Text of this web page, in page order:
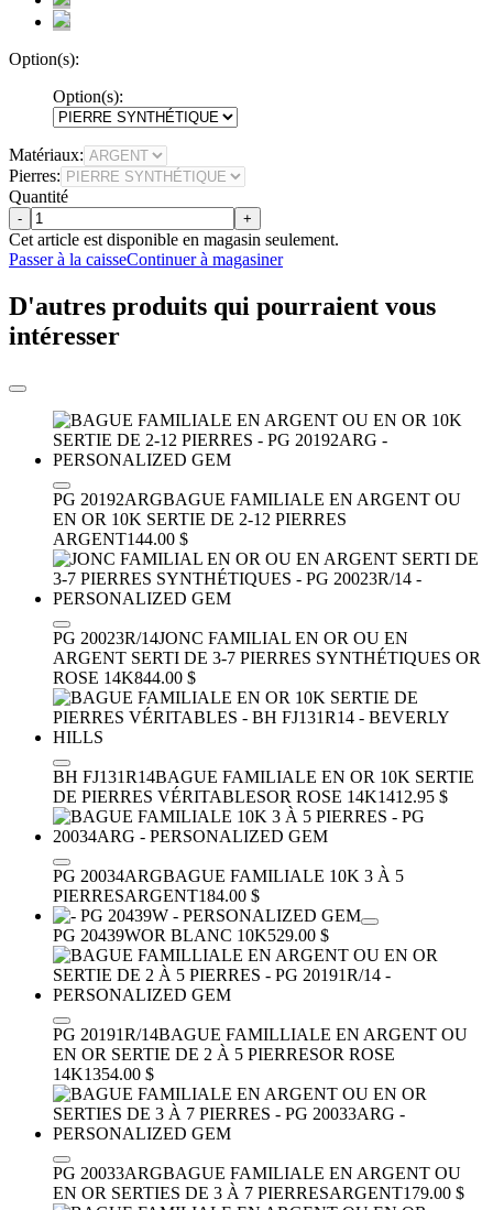
Option(s):
Option(s):
Matériaux:
Pierres:
Quantité
- +
Cet article est disponible en magasin seulement.
Passer à la caisseContinuer à magasiner
D'autres produits qui pourraient vous
intéresser
PG 20192ARGBAGUE FAMILIALE EN ARGENT OU
EN OR 10K SERTIE DE 2-12 PIERRES
ARGENT144.00 $
PG 20023R/14JONC FAMILIAL EN OR OU EN
ARGENT SERTI DE 3-7 PIERRES SYNTHÉTIQUES OR
ROSE 14K844.00 $
BH FJ131R14BAGUE FAMILIALE EN OR 10K SERTIE
DE PIERRES VÉRITABLESOR ROSE 14K1412.95 $
PG 20034ARGBAGUE FAMILIALE 10K 3 À 5
PIERRESARGENT184.00 $
PG 20439WOR BLANC 10K529.00 $
PG 20191R/14BAGUE FAMILLIALE EN ARGENT OU
EN OR SERTIE DE 2 À 5 PIERRESOR ROSE
14K1354.00 $
PG 20033ARGBAGUE FAMILIALE EN ARGENT OU
EN OR SERTIES DE 3 À 7 PIERRESARGENT179.00 $